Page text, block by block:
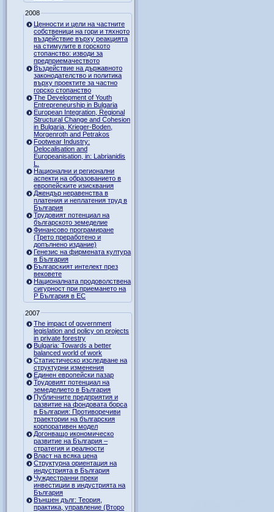
2008
Ценности и цели на частните
собственици на гори и тяхното
въздействие върху реакцията
на стимулите в горското
стопанство: изводи за
предприемачеството
Въздействие на държавното
законодателство и политика
върху проектите за частно
горско стопанство
The Development of Youth
Entrepreneurship in Bulgaria
European Integration, Regional
Structural Change and Cohesion
in Bulgaria, Krieger-Boden,
Morgenroth and Petrakos
Footwear Industry:
Delocalisation and
Europeanisation, in: Labrianidis
L.
Национални и регионални
аспекти на образованието в
европейските изисквания
Джендър неравенства в
платения и неплатения труд в
България
Трудовият потенциал на
българското земеделие
Финансово програмиране
(Трето преработено и
допълнено издание)
Генезис на фирмената култура
в България
Българският интелект през
вековете
Националната продоволствена
сигурност при приемането на
Р България в ЕС
2007
The impact of government
legislation and policy on projects
in private forestry
Bulgaria: Towards a better
balanced world of work
Статистическо изследване на
структурни изменения
Единен европейски пазар
Трудовият потенциал на
земеделието в България
Публичните предприятия и
развитие на фондовата борса
в България: Противоречиви
траектории на българския
корпоративен модел
Догонващо икономическо
развитие на България –
стратегия и реалности
Власт на всяка цена
Структурна ориентация на
индустрията в България
Чуждестранни преки
инвестиции в индустрията на
България
Външен дълг: Теория,
практика, управление (Второ